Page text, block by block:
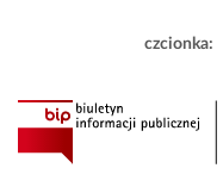
czcionka: